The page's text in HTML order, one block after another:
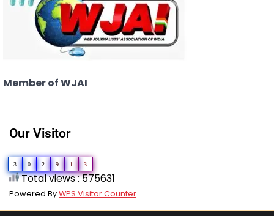
Member of WJAI
Our Visitor
3 0 2 9 1 3
Total views : 575631
Powered ByWPS Visitor Counter